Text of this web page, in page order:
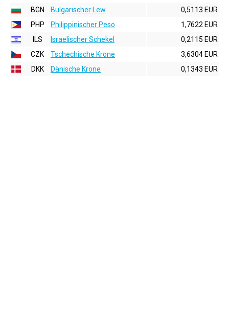
BGN
Bulgarischer Lew
0,5113 EUR
PHP
Philippinischer Peso
1,7622 EUR
ILS
Israelischer Schekel
0,2115 EUR
CZK
Tschechische Krone
3,6304 EUR
DKK
Dänische Krone 0,1343 EUR